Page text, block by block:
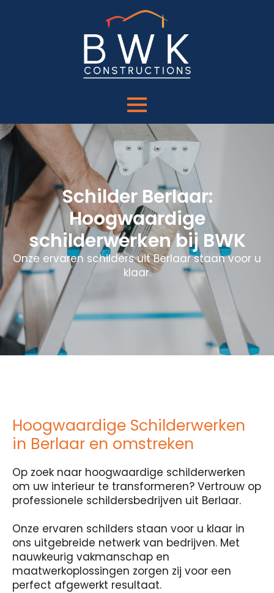
Schilder Berlaar:
Hoogwaardige
schilderwerken bij BWK
Onze ervaren schilders uit Berlaar staan voor u
klaar.
Hoogwaardige Schilderwerken
in Berlaar en omstreken
Op zoek naar hoogwaardige schilderwerken
om uw interieur te transformeren? Vertrouw op
professionele schildersbedrijven uit Berlaar.
Onze ervaren schilders staan voor u klaar in
ons uitgebreide netwerk van bedrijven. Met
nauwkeurig vakmanschap en
maatwerkoplossingen zorgen zij voor een
perfect afgewerkt resultaat.